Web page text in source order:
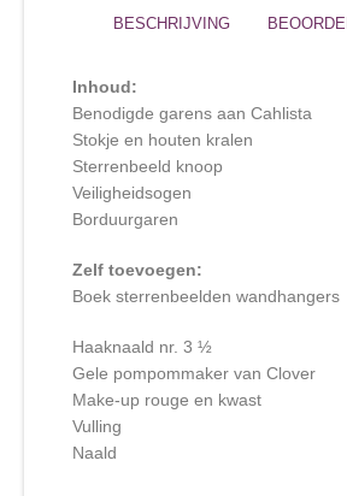
BESCHRIJVING
Inhoud:
Benodigde garens aan Cahlista
Stokje en houten kralen
Sterrenbeeld knoop
Veiligheidsogen
Borduurgaren
Zelf toevoegen:
Boek sterrenbeelden wandhangers
Haaknaald nr. 3 ½
Gele pompommaker van Clover
Make-up rouge en kwast
Vulling
Naald